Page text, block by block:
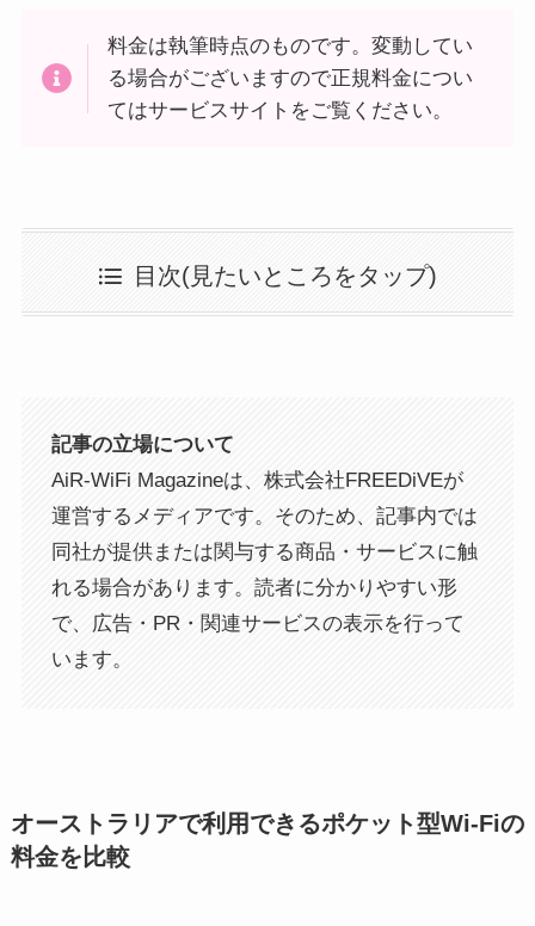
料金は執筆時点のものです。変動してい
る場合がございますので正規料金につい
てはサービスサイトをご覧ください。
目次(見たいところをタップ)
記事の立場について
AiR-WiFi Magazineは、株式会社FREEDiVEが
運営するメディアです。そのため、記事内では
同社が提供または関与する商品・サービスに触
れる場合があります。読者に分かりやすい形
で、広告・PR・関連サービスの表示を行って
います。
オーストラリアで利用できるポケット型Wi-Fiの
料金を比較